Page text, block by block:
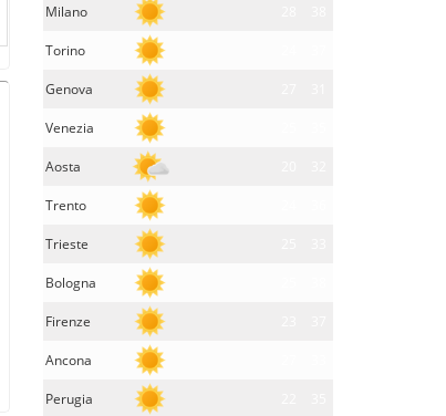
Milano
Torino
Genova
Venezia
Aosta
Trento
Trieste
Bologna
Firenze
Ancona
Perugia